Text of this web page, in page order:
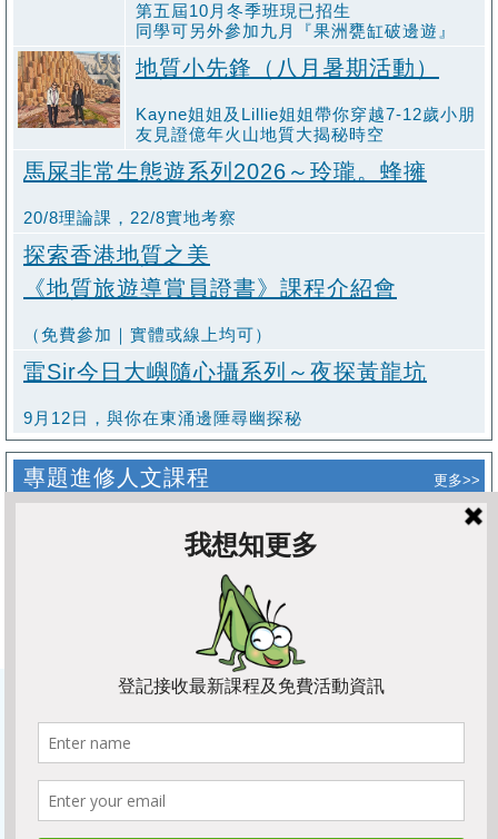
第五屆10月冬季班現已招生
同學可另外參加九月『果洲甕缸破邊遊』
地質小先鋒（八月暑期活動）
Kayne姐姐及Lillie姐姐帶你穿越7-12歲小朋
友見證億年火⼭地質大揭秘時空
馬屎非常生態遊系列2026～玲瓏。蜂擁
20/8理論課，22/8實地考察
探索香港地質之美
《地質旅遊導賞員證書》課程介紹會
（免費參加｜實體或線上均可）
雷Sir今日大嶼隨心攝系列～夜探黃龍坑
9月12日，與你在東涌邊陲尋幽探秘
專題進修人文課程 更多>>
9月已滿，現加開10月8日四川成都考察
自然療癒瑜伽班
✨ 黃昏瑜伽 × 頌缽療癒 ✨
日本丹波心の行九月丹波，與自然、文化、心靈同行
蘇Sir本土歷史文化系列～坪洲與愉景灣